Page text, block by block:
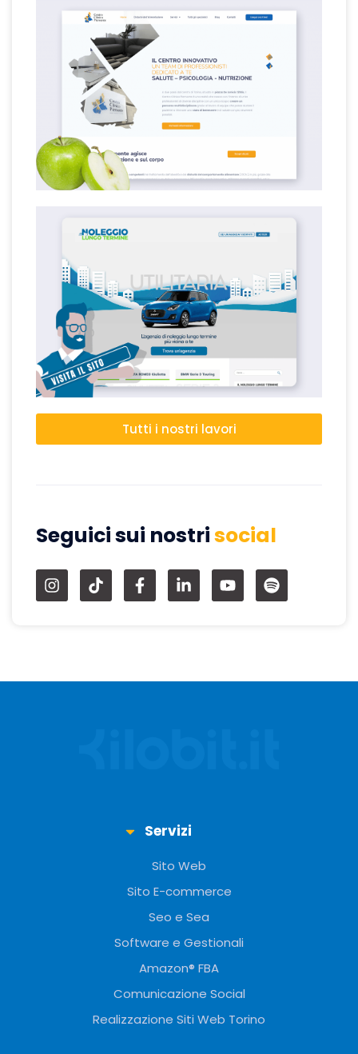
Tutti i nostri lavori
Seguici sui nostrisocial
Servizi
Sito Web
Sito E-commerce
Seo e Sea
Software e Gestionali
Amazon® FBA
Comunicazione Social
Realizzazione Siti Web Torino